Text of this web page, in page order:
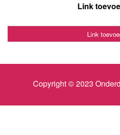
Link
Link
Copyright © 2023